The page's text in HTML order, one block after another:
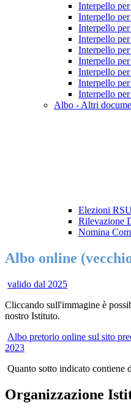
Interpello
Interpello
Interpello
Interpello
Interpello
Interpello
Interpello
Interpello
Interpello
Albo - Altri
Elezioni
Rilevazione
Nomina
Albo online
valido dal 2025
Cliccando sull'immagine è
nostro Istituto.
Albo pretorio online sul sito
2023
Quanto sotto indicato contiene
Organizzazione